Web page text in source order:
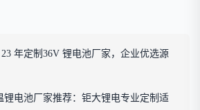
年定制36V 锂电池厂家，企业优选源
锂电池厂家推荐：钜大锂电专业定制适